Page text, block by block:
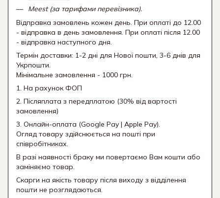
Meest (за тарифами перевізника).
Відправка замовлень кожен день. При оплаті до 12.00
- відправка в день замовлення. При оплаті після 12.00
- відправка наступного дня.
Термін доставки: 1-2 дні для Нової пошти, 3-6 днів для
Укрпошти.
Мінімальне замовлення - 1000 грн.
1. На рахунок ФОП
2. Післяплата з передплатою (30% від вартості
замовлення)
3. Онлайн-оплата (Google Pay | Apple Pay).
Огляд товару здійснюється на пошті при
співробітниках.
В разі наявності браку ми повертаємо Вам кошти або
заміняємо товар.
Скарги на якість товару після виходу з відділення
пошти не розглядаються.